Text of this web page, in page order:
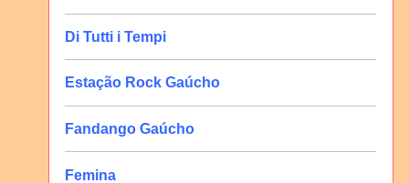
Di Tutti i Tempi
Estação Rock Gaúcho
Fandango Gaúcho
Femina